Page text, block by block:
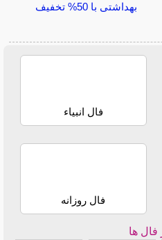
بهداشتی با 50% تخفیف
فال انبیاء
فال روزانه
فال ها